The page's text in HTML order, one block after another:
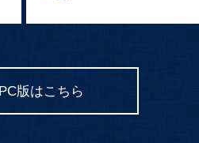
PC版はこちら